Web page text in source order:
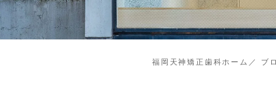
福岡天神矯正歯科ホーム ブ